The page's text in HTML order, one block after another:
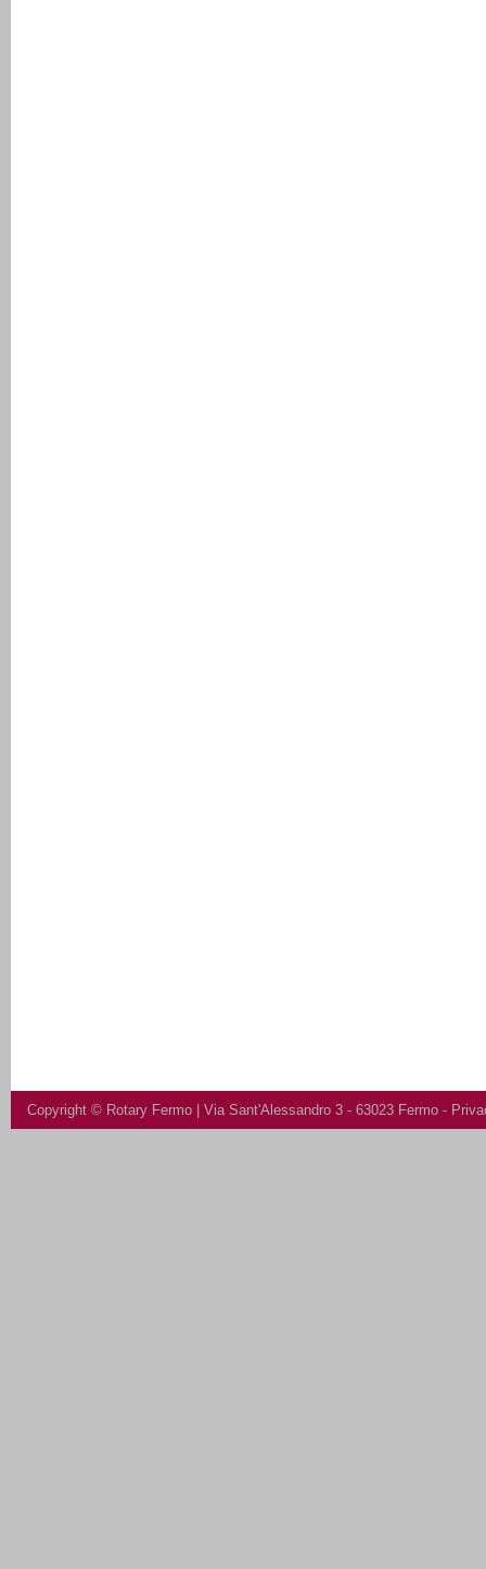
Copyright © Rotary Fermo | Via Sant'Alessandro 3 - 63023 Fermo -